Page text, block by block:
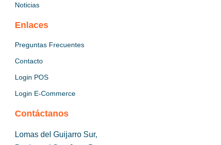
Noticias
Enlaces
Preguntas Frecuentes
Contacto
Login POS
Login E-Commerce
Contáctanos
Lomas del Guijarro Sur,